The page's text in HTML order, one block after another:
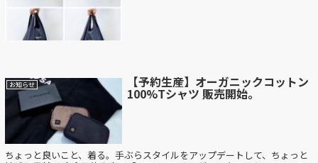
お知らせ 【予約生産】オーガニックコットン
100%Tシャツ 販売開始。
ちょっと良いこと、着る。手ぶらスタイルをアップデートして、ちょっと